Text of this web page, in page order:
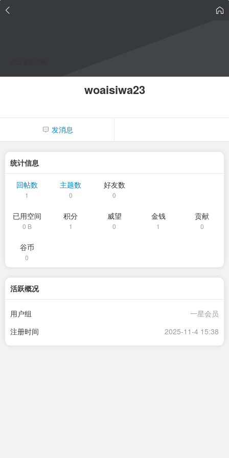
woaisiwa23
发消息
统计信息
回帖数
1
主题数
0
好友数
0
已用空间
0 B
积分
1
威望
0
金钱
1
贡献
0
谷币
0
活跃概况
用户组
一星会员
注册时间
2025-11-4 15:38